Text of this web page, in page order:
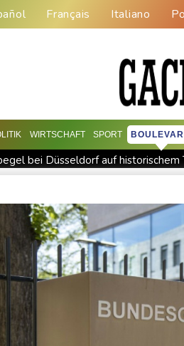
Français Italiano
WIRTSCHAFT SPORT
bei Düsseldorf auf historischem
nehmen offiziellen Dialog
Trump unternimmt neuen Vorstoß
stirbt in Nordrhein-